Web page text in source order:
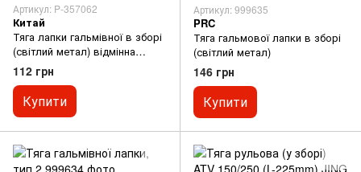
Артикул: P-357062
Китай
Тяга лапки гальмівної в зборі
(світлий метал) відмінна
якість
112 грн
Купити
Артикул: 999635
PRC
Тяга гальмової лапки в зборі
(світлий метал)
146 грн
Купити